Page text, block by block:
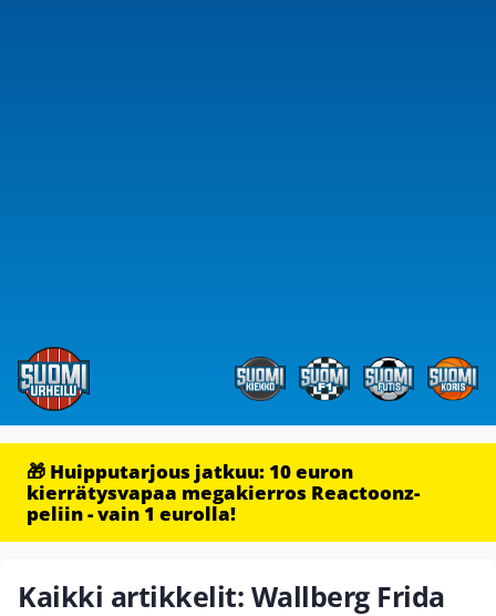
🎁 Huipputarjous jatkuu: 10 euron
kierrätysvapaa megakierros Reactoonz-
peliin - vain 1 eurolla!
Kaikki artikkelit: Wallberg Frida